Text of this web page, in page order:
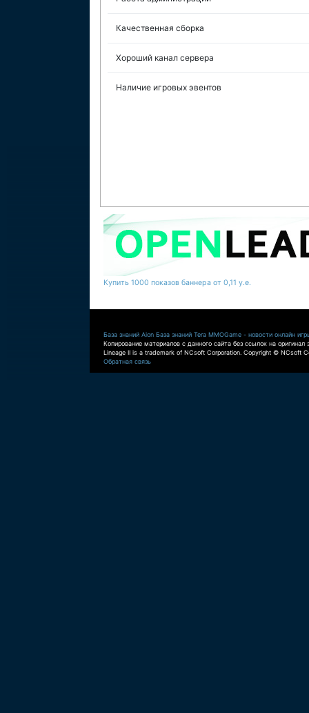
Качественная сборка
Хороший канал сервера
Наличие игровых эвентов
Купить 1000 показов баннера от 0,11 у.е.
База знаний Aion База знаний Tera MMOGame - новости онлайн
Копирование материалов с данного сайта без ссылок на оригинал
Lineage II is a trademark of NCsoft Corporation. Copyright © NCsoft
Обратная связь